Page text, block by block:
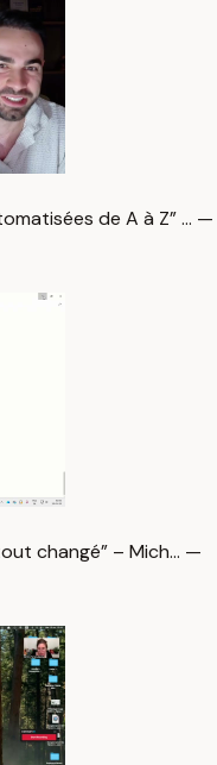
de A à Z” … —
changé” – Mich… —